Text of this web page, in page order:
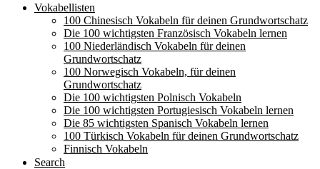
Vokabellisten
100 Chinesisch Vokabeln für deinen Grundwortschatz
Die 100 wichtigsten Französisch Vokabeln lernen
100 Niederländisch Vokabeln für deinen
Grundwortschatz
100 Norwegisch Vokabeln, für deinen
Grundwortschatz
Die 100 wichtigsten Polnisch Vokabeln
Die 100 wichtigsten Portugiesisch Vokabeln lernen
Die 85 wichtigsten Spanisch Vokabeln lernen
100 Türkisch Vokabeln für deinen Grundwortschatz
Finnisch Vokabeln
Search